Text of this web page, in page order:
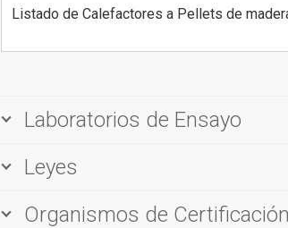
Listado de Calefactores a Pellets de
Laboratorios de Ensayo
Leyes
Organismos de Certificación